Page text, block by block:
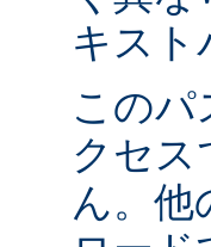
キスト
この
クセス
ん。他